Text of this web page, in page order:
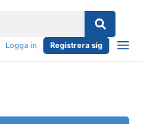
Logga in Registrera sig